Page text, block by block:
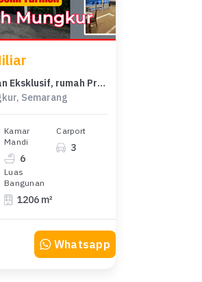
Kesempatan Eksklusif, rumah Prestisius di Gajah Mungkur, Semarang, LB 1206m²
Semarang
Kamar
Mandi
6
Carport
3
Luas
Bangunan
1206 m²
Whatsapp